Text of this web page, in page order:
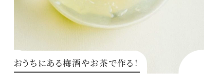
おうちにある梅酒やお茶で作る！